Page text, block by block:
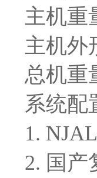
主机重
主机外
总机重
系统配
1.
2. 国产